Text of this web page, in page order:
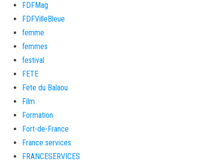
FDFMag
FDFVilleBleue
femme
femmes
festival
FETE
Fete du Balaou
Film
Formation
Fort-de-France
France services
FRANCESERVICES